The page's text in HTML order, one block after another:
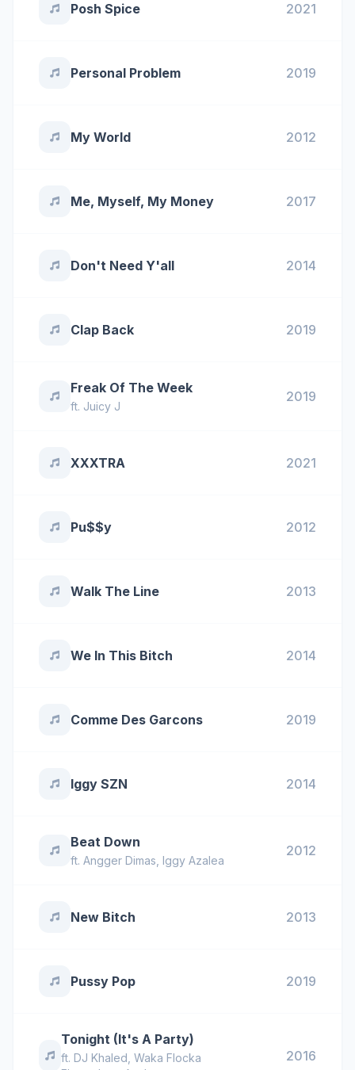
Posh Spice 2021
Personal Problem 2019
My World 2012
Me, Myself, My Money 2017
Don't Need Y'all 2014
Clap Back 2019
Freak Of The Week
ft. Juicy J
2019
XXXTRA 2021
Pu$$y 2012
Walk The Line 2013
We In This Bitch 2014
Comme Des Garcons 2019
Iggy SZN 2014
Beat Down
ft. Angger Dimas Iggy Azalea
2012
New Bitch 2013
Pussy Pop 2019
Tonight (It's A Party)
ft.DJ Khaled ,Waka Flocka
2016